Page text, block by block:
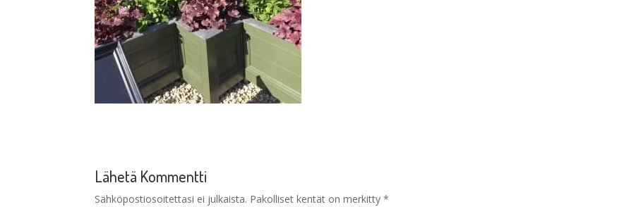
Lähetä Kommentti
Sähköpostiosoitettasi ei julkaista. Pakolliset kentät on merkitty*